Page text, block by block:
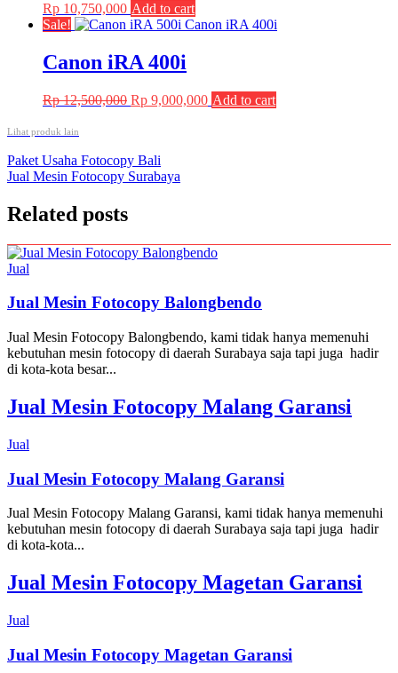
Rp 10,750,000 Add to cart
Sale!
Canon iRA 400i
Rp12,500,000 Original
Rp 9,000,000Current
Add to cart
Lihat produk lain
Post
navigation
Paket Usaha Fotocopy Bali
Jual Mesin Fotocopy Surabaya
Related posts
Jual
Jual Mesin Fotocopy Balongbendo
Jual Mesin Fotocopy Balongbendo, kami tidak hanya memenuhi
kebutuhan mesin fotocopy di daerah Surabaya saja tapi juga hadir
di kota-kota besar...
Jual Mesin Fotocopy Malang Garansi
Jual
Jual Mesin Fotocopy Malang Garansi
Jual Mesin Fotocopy Malang Garansi, kami tidak hanya memenuhi
kebutuhan mesin fotocopy di daerah Surabaya saja tapi juga hadir
di kota-kota...
Jual Mesin Fotocopy Magetan Garansi
Jual
Jual Mesin Fotocopy Magetan Garansi